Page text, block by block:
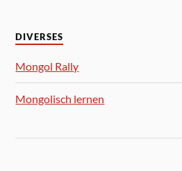
DIVERSES
Mongol Rally
Mongolisch lernen